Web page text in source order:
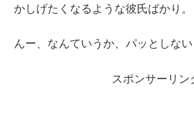
かしげたくなるような彼氏ばかり。
んー、なんていうか、パッとしない
スポンサーリン